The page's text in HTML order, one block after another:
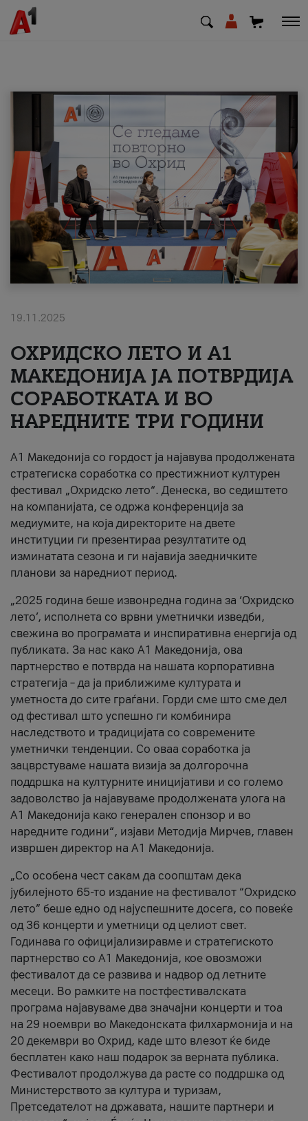
МК SQ
Приватни Деловни
Поддршка
Надополни кредит
#ПодобарОнлајн
19.11.2025
ОХРИДСКО ЛЕТО И A1
МАКЕДОНИЈА ЈА ПОТВРДИЈА
СОРАБОТКАТА И ВО
НАРЕДНИТЕ ТРИ ГОДИНИ
A1 Македонија со гордост ја најавува продолжената
стратегиска соработка со престижниот културен
фестивал „Охридско лето“. Денеска, во седиштето
на компанијата, се одржа конференција за
медиумите, на која директорите на двете
институции ги презентираа резултатите од
изминатата сезона и ги најавија заедничките
планови за наредниот период.
„2025 година беше извонредна година за ‘Охридско
лето’, исполнета со врвни уметнички изведби,
свежина во програмата и инспиративна енергија од
публиката. За нас како A1 Македонија, ова
партнерство е потврда на нашата корпоративна
стратегија – да ја приближиме културата и
уметноста до сите граѓани. Горди сме што сме дел
од фестивал што успешно ги комбинира
наследството и традицијата со современите
уметнички тенденции. Со оваа соработка ја
зацврстуваме нашата визија за долгорочна
поддршка на културните иницијативи и со големо
задоволство ја најавуваме продолжената улога на
A1 Македонија како генерален спонзор и во
наредните години“, изјави Методија Мирчев, главен
извршен директор на A1 Македонија.
„Со особена чест сакам да соопштам дека
јубилејното 65-то издание на фестивалот “Охридско
лето” беше едно од најуспешните досега, со повеќе
од 36 концерти и уметници од целиот свет.
Годинава го официјализиравме и стратегиското
партнерство со А1 Македонија, кое овозможи
фестивалот да се развива и надвор од летните
месеци. Во рамките на постфестивалската
програма најавуваме два значајни концерти и тоа
на 29 ноември во Македонската филхармонија и на
20 декември во Охрид, каде што влезот ќе биде
бесплатен како наш подарок за верната публика.
Фестивалот продолжува да расте со поддршка од
Министерството за култура и туризам,
Претседателот на државата, нашите партнери и